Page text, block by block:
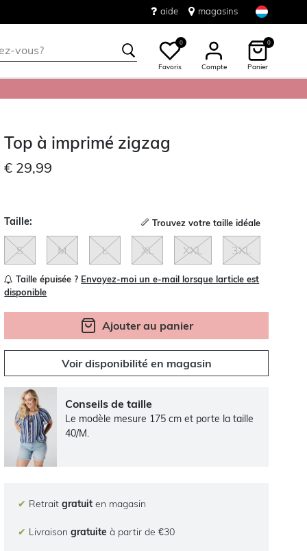
aide magasins
0
Favoris Compte
0
Panier
Top à imprimé zigzag
€ 29,99
Taille: Trouvez votre taille idéale
S M L XL XXL 3XL
Taille épuisée ? Envoyez-moi un e-mail lorsque larticle est
disponible
Ajouter au panier
Voir disponibilité en magasin
Conseils de taille
Le modèle mesure 175 cm et porte la taille
40/M.
✔ Retraitgratuit en magasin
✔ Livraisongratuite à partir de €30